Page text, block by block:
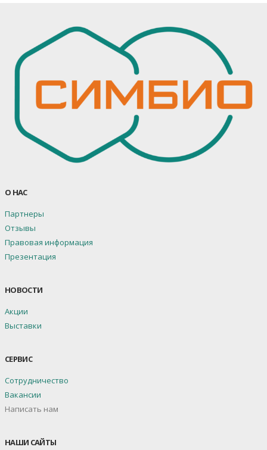
О НАС
Партнеры
Отзывы
Правовая информация
Презентация
НОВОСТИ
Акции
Выставки
СЕРВИС
Сотрудничество
Вакансии
Написать нам
НАШИ САЙТЫ